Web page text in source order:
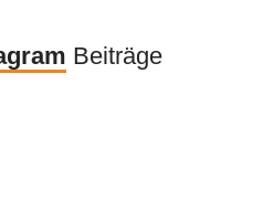
Beiträge